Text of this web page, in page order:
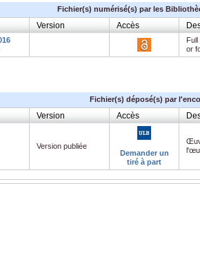
Fichier(s) numérisé(s) par les
Version Accès
or
Fichier(s) déposé(s) par
Version Accès
Version publiée
Demander un
tiré à part